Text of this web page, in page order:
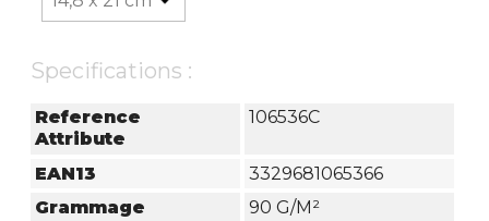
Specifications :
Reference
Attribute
106536C
EAN13
3329681065366
Grammage
90 G/m²